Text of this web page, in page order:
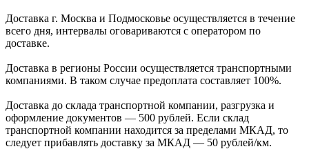
Доставка г. Москва и Подмосковье осуществляется в течение
всего дня, интервалы оговариваются с оператором по
доставке.
Доcтавка в регионы России осуществляется транспортными
компаниями. В таком случае предоплата составляет 100%.
Доставка до склада транспортной компании, разгрузка и
оформление документов — 500 рублей. Если склад
транспортной компании находится за пределами МКАД, то
следует прибавлять доставку за МКАД — 50 рублей/км.